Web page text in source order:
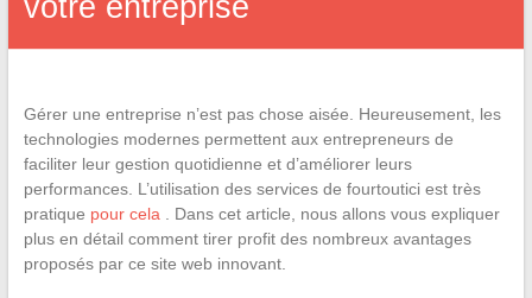
votre entreprise
Gérer une entreprise n’est pas chose aisée. Heureusement, les
technologies modernes permettent aux entrepreneurs de
faciliter leur gestion quotidienne et d’améliorer leurs
performances. L’utilisation des services de fourtoutici est très
pratique pour cela
. Dans cet article, nous allons vous expliquer
plus en détail comment tirer profit des nombreux avantages
proposés par ce site web innovant.